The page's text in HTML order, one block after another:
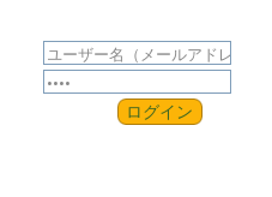
ログイン